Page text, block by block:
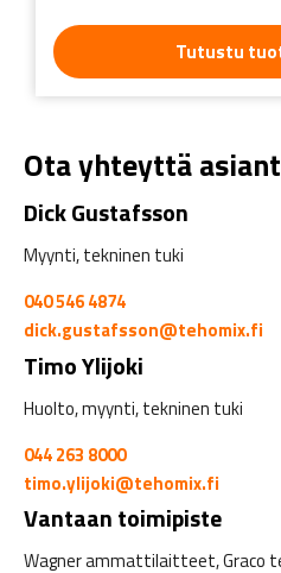
Tutustu
Ota yhteyttä
Dick Gustafsson
Myynti, tekninen tuki
040 546 4874
dick.gustafsson@tehomix.fi
Timo Ylijoki
Huolto, myynti, tekninen tuki
044 263 8000
timo.ylijoki@tehomix.fi
Vantaan toimipiste
Wagner ammattilaitteet, Graco